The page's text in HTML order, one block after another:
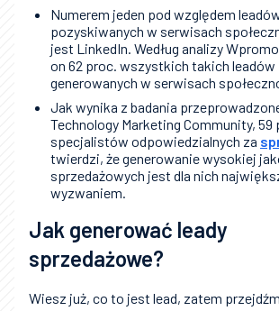
Numerem jeden pod względem
pozyskiwanych w serwisach
jest LinkedIn. Według analizy
on 62 proc. wszystkich takich leadów
generowanych w serwisach
Jak wynika z badania
Technology Marketing Community, 59
specjalistów odpowiedzialnych za
twierdzi, że generowanie wysokiej
sprzedażowych jest dla nich
wyzwaniem.
Jak generować leady
sprzedażowe?
Wiesz już, co to jest lead, zatem